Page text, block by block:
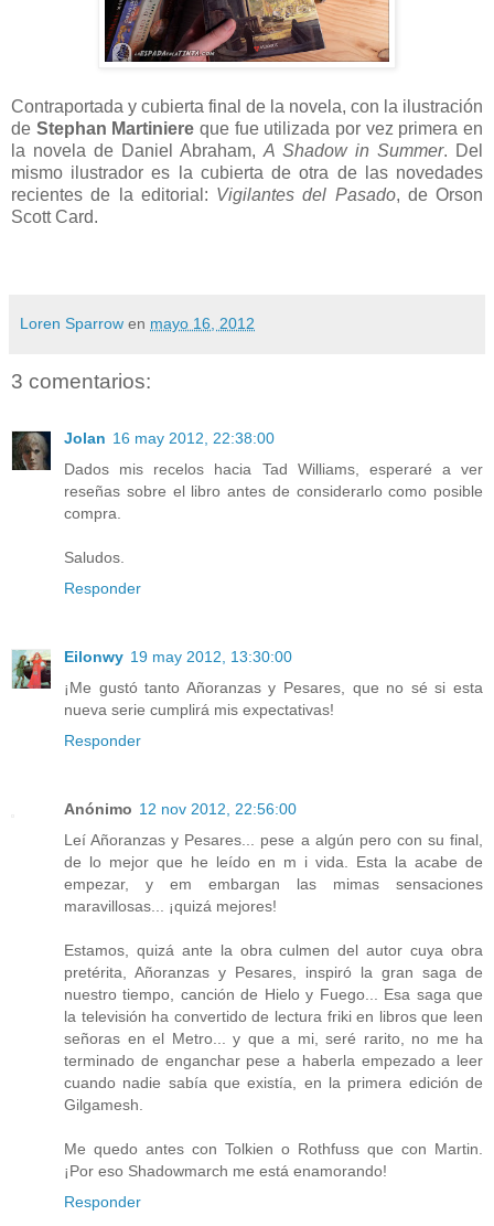
Contraportada y cubierta final de la novela, con la ilustración
de Stephan Martiniere que fue utilizada por vez primera en
la novela de Daniel Abraham, A Shadow in Summer. Del
mismo ilustrador es la cubierta de otra de las novedades
recientes de la editorial: Vigilantes del Pasado, de Orson
Scott Card.
Loren Sparrow en mayo 16, 2012
3 comentarios:
Jolan 16 may 2012, 22:38:00
Dados mis recelos hacia Tad Williams, esperaré a ver
reseñas sobre el libro antes de considerarlo como posible
compra.
Saludos.
Responder
Eilonwy 19 may 2012, 13:30:00
¡Me gustó tanto Añoranzas y Pesares, que no sé si esta
nueva serie cumplirá mis expectativas!
Responder
Anónimo 12 nov 2012, 22:56:00
Leí Añoranzas y Pesares... pese a algún pero con su final,
de lo mejor que he leído en m i vida. Esta la acabe de
empezar, y em embargan las mimas sensaciones
maravillosas... ¡quizá mejores!
Estamos, quizá ante la obra culmen del autor cuya obra
pretérita, Añoranzas y Pesares, inspiró la gran saga de
nuestro tiempo, canción de Hielo y Fuego... Esa saga que
la televisión ha convertido de lectura friki en libros que leen
señoras en el Metro... y que a mi, seré rarito, no me ha
terminado de enganchar pese a haberla empezado a leer
cuando nadie sabía que existía, en la primera edición de
Gilgamesh.
Me quedo antes con Tolkien o Rothfuss que con Martin.
¡Por eso Shadowmarch me está enamorando!
Responder